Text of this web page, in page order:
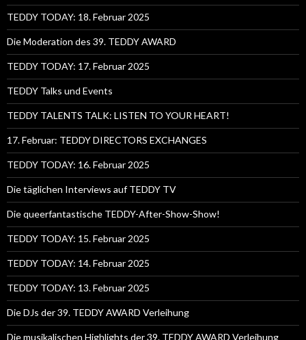
TEDDY TODAY: 18. Februar 2025
Die Moderation des 39. TEDDY AWARD
TEDDY TODAY: 17. Februar 2025
TEDDY Talks und Events
TEDDY TALENTS TALK: LISTEN TO YOUR HEART!
17. Februar: TEDDY DIRECTORS EXCHANGES
TEDDY TODAY: 16. Februar 2025
Die täglichen Interviews auf TEDDY TV
Die queerfantastische TEDDY-After-Show-Show!
TEDDY TODAY: 15. Februar 2025
TEDDY TODAY: 14. Februar 2025
TEDDY TODAY: 13. Februar 2025
Die DJs der 39. TEDDY AWARD Verleihung
Die musikalischen Highlights der 39. TEDDY AWARD Verleihung